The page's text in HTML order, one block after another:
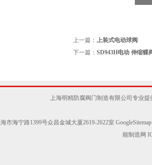
上一篇： 上装式电动球阀
下一篇： SD943H电动 伸缩蝶
上海明精防腐阀门制造有限公司专业
市海宁路1399号众昌金城大厦2619-2622室 GoogleSitemap
能制造网